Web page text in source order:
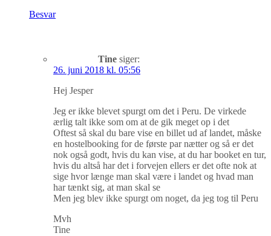
Besvar
Tine siger:
26. juni 2018 kl. 05:56
Hej Jesper
Jeg er ikke blevet spurgt om det i Peru. De virkede
ærlig talt ikke som om at de gik meget op i det
Oftest så skal du bare vise en billet ud af landet, måske
en hostelbooking for de første par nætter og så er det
nok også godt, hvis du kan vise, at du har booket en tur,
hvis du altså har det i forvejen ellers er det ofte nok at
sige hvor længe man skal være i landet og hvad man
har tænkt sig, at man skal se
Men jeg blev ikke spurgt om noget, da jeg tog til Peru
Mvh
Tine